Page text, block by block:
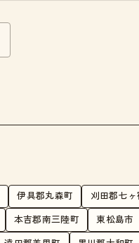
伊具郡丸森町 刈田郡七ヶ
本吉郡南三陸町 東松島市